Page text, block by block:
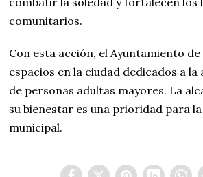
comunitarios.
Con esta acción, el Ayuntamiento
espacios en la ciudad dedicados a
de personas adultas mayores. La
su bienestar es una prioridad para
municipal.